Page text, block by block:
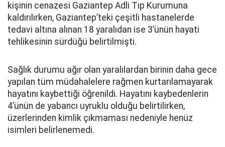
kişinin cenazesi Gaziantep Adli Tıp Kurumuna
kaldırılırken, Gaziantep’teki çeşitli hastanelerde
tedavi altına alınan 18 yaralıdan ise 3’ünün hayati
tehlikesinin sürdüğü belirtilmişti.
Sağlık durumu ağır olan yaralılardan birinin daha gece
yapılan tüm müdahalelere rağmen kurtarılamayarak
hayatını kaybettiği öğrenildi. Hayatını kaybedenlerin
4’ünün de yabancı uyruklu olduğu belirtilirken,
üzerlerinden kimlik çıkmaması nedeniyle henüz
isimleri belirlenemedi.